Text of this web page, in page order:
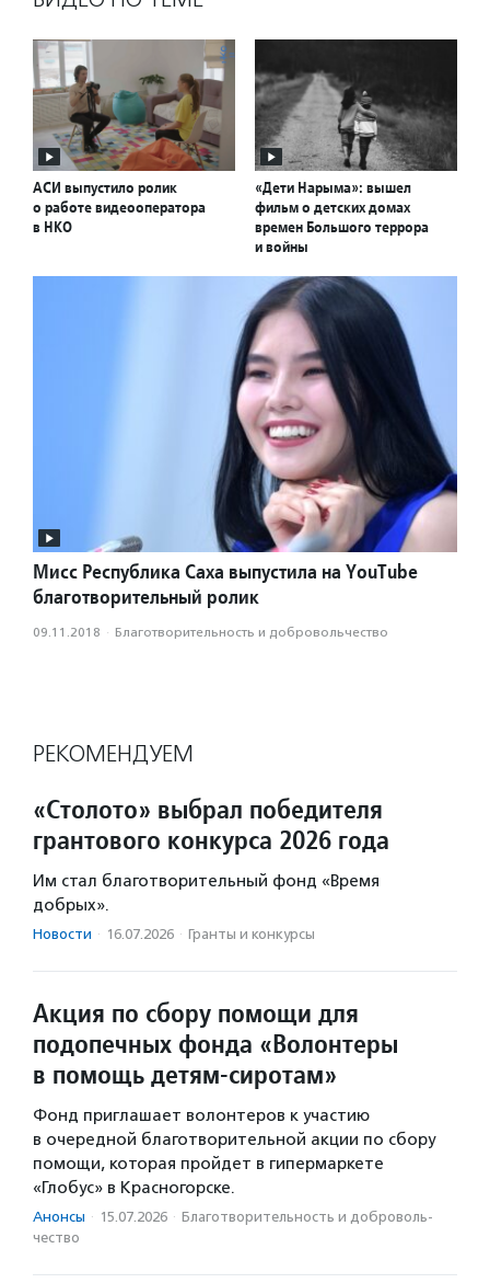
АСИ выпустило ролик
о работе видеооператора
в НКО
«Дети Нарыма»: вышел
фильм о детских домах
времен Большого террора
и войны
Мисс Республика Саха выпустила на YouTube
благотворительный ролик
09.11.2018 · Благотвори­тель­ность и доброволь­чест­во
РЕКОМЕНДУЕМ
«Столото» выбрал победителя
грантового конкурса 2026 года
Им стал благотворительный фонд «Время
добрых».
Новости · 16.07.2026 · Гранты и конкурсы
Акция по сбору помощи для
подопечных фонда «Волонтеры
в помощь детям-сиротам»
Фонд приглашает волонтеров к участию
в очередной благотворительной акции по сбору
помощи, которая пройдет в гипермаркете
«Глобус» в Красногорске.
Анонсы · 15.07.2026 · Благотвори­тель­ность и доброволь­
чест­во